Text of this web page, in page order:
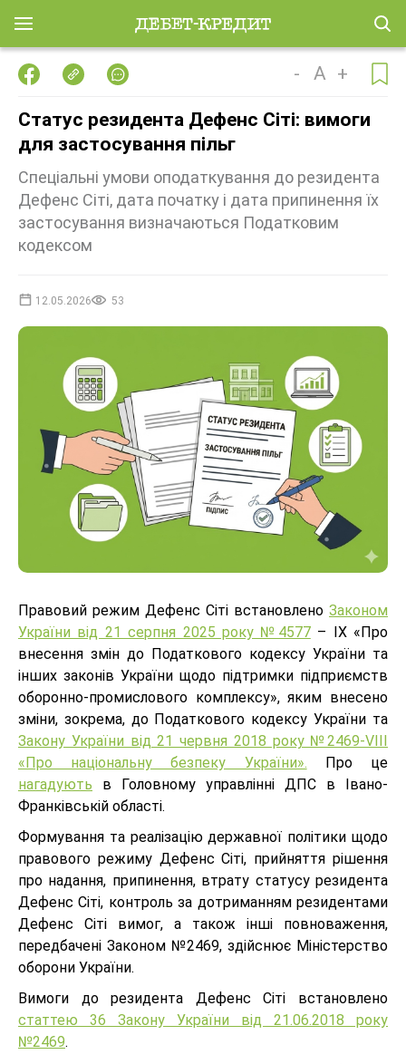
- A +
Статус резидента Дефенс Сіті: вимоги
для застосування пільг
Спеціальні умови оподаткування до резидента
Дефенс Сіті, дата початку і дата припинення їх
застосування визначаються Податковим
кодексом
12.05.2026 53
Правовий режим Дефенс Сіті встановлено Законом
України від 21 серпня 2025 року №4577– ІХ «Про
внесення змін до Податкового кодексу України та
інших законів України щодо підтримки підприємств
оборонно-промислового комплексу», яким внесено
зміни, зокрема, до Податкового кодексу України та
Закону України від 21 червня 2018 року №2469-VІІІ
«Про національну безпеку України». Про це
нагадують в Головному управлінні ДПС в Івано-
Франківській області.
Формування та реалізацію державної політики щодо
правового режиму Дефенс Сіті, прийняття рішення
про надання, припинення, втрату статусу резидента
Дефенс Сіті, контроль за дотриманням резидентами
Дефенс Сіті вимог, а також інші повноваження,
передбачені Законом №2469, здійснює Міністерство
оборони України.
Вимоги до резидента Дефенс Сіті встановлено
статтею 36 Закону України від 21.06.2018 року
№2469.